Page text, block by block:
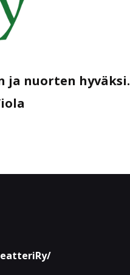
nuorten hyväksi.